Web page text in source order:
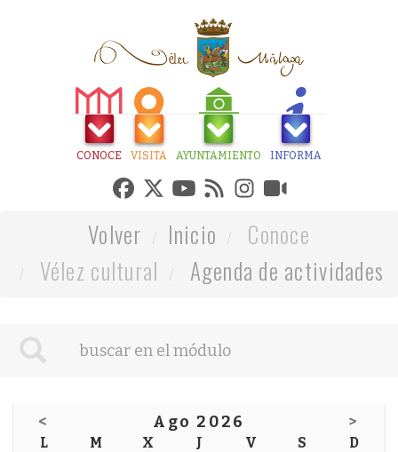
CONOCE VISITA AYUNTAMIENTO INFORMA
Volver Inicio
Conoce
Vélez cultural
Agenda de actividades
< Ago 2026 >
L M X J V S D